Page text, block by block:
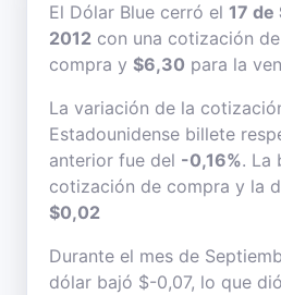
El Dólar Blue cerró el 17 de
2012 con una cotización de
compra y $6,30 para la
La variación de la
Estadounidense billete
anterior fue del -0,16%. La
cotización de compra y la
$0,02
Durante el mes de
dólar bajó $-0,07, lo que